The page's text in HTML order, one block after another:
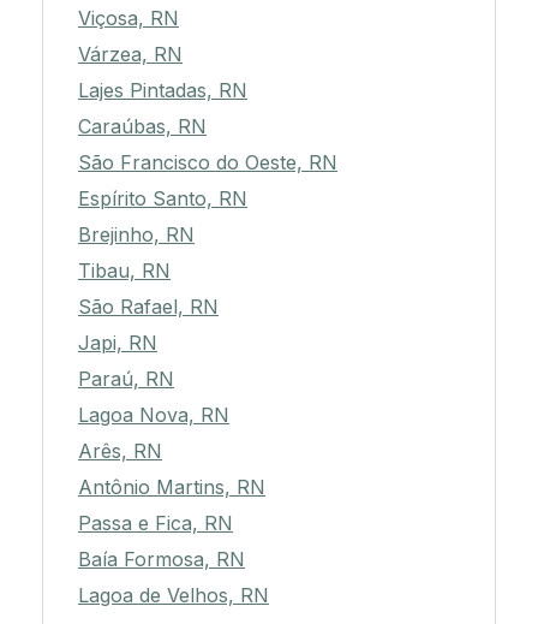
Viçosa, RN
Várzea, RN
Lajes Pintadas, RN
Caraúbas, RN
São Francisco do Oeste, RN
Espírito Santo, RN
Brejinho, RN
Tibau, RN
São Rafael, RN
Japi, RN
Paraú, RN
Lagoa Nova, RN
Arês, RN
Antônio Martins, RN
Passa e Fica, RN
Baía Formosa, RN
Lagoa de Velhos, RN